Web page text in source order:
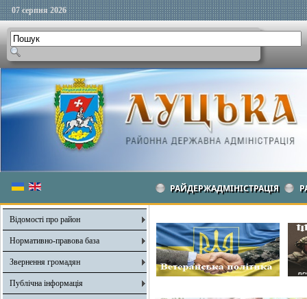
07 серпня 2026
РАЙДЕРЖАДМІНІСТРАЦІЯ
Відомості про район
Нормативно-правова база
Звернення громадян
Публічна інформація